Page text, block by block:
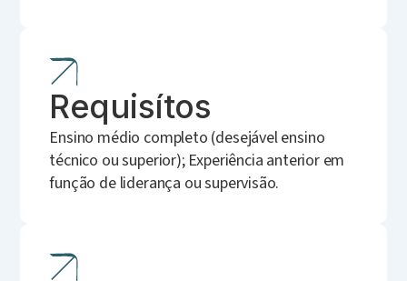
Requisítos
Ensino médio completo (desejável ensino
técnico ou superior); Experiência anterior em
função de liderança ou supervisão.